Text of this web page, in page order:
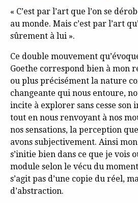
« C’est par l’art que l’on se
au monde. Mais c’est par l’art
sûrement à lui ».
Ce double mouvement
Goethe correspond bien à mon
ou plus précisément la nature
changeante qui nous entoure,
incite à explorer sans cesse son
tout en nous renvoyant à nos
nos sensations, la perception
avons subjectivement. Ainsi
s’initie bien dans ce que je vois
module selon le vécu du
s’agit pas d’une copie du réel,
d’abstraction.